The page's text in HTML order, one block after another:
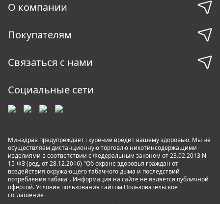
О компании
Покупателям
Связаться с нами
Социальные сети
Минздрав предупреждает : курение вредит вашему здоровью. Мы не
осуществляем дистанционную торговлю никотинсодержащими
изделиями в соответствии с Федеральным законом от 23.02.2013 N
15-ФЗ (ред. от 28.12.2016) "Об охране здоровья граждан от
воздействия окружающего табачного дыма и последствий
потребления табака". Информация на сайте не является публичной
офертой. Условия пользования сайтом Пользовательское
соглашение